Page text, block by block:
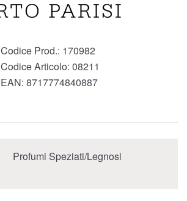
Codice Prod.: 170982
Codice Articolo: 08211
EAN: 8717774840887
Profumi Speziati/Legnosi